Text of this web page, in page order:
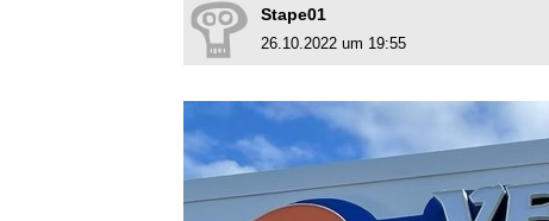
Stape01
26.10.2022 um 19:55